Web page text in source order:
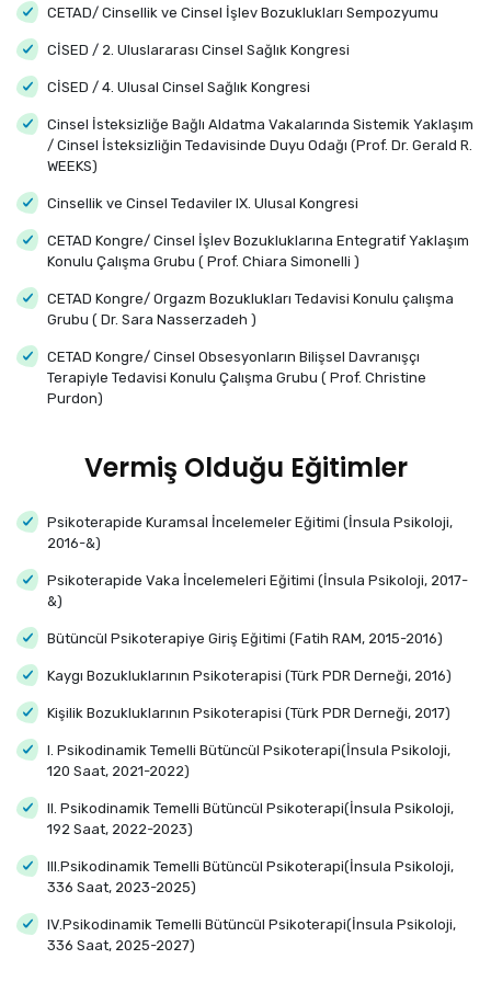
CETAD/ Cinsellik ve Cinsel İşlev Bozuklukları Sempozyumu
CİSED / 2. Uluslararası Cinsel Sağlık Kongresi
CİSED / 4. Ulusal Cinsel Sağlık Kongresi
Cinsel İsteksizliğe Bağlı Aldatma Vakalarında Sistemik Yaklaşım
/ Cinsel İsteksizliğin Tedavisinde Duyu Odağı (Prof. Dr. Gerald R.
WEEKS)
Cinsellik ve Cinsel Tedaviler IX. Ulusal Kongresi
CETAD Kongre/ Cinsel İşlev Bozukluklarına Entegratif Yaklaşım
Konulu Çalışma Grubu ( Prof. Chiara Simonelli )
CETAD Kongre/ Orgazm Bozuklukları Tedavisi Konulu çalışma
Grubu ( Dr. Sara Nasserzadeh )
CETAD Kongre/ Cinsel Obsesyonların Bilişsel Davranışçı
Terapiyle Tedavisi Konulu Çalışma Grubu ( Prof. Christine
Purdon)
Vermiş Olduğu Eğitimler
Psikoterapide Kuramsal İncelemeler Eğitimi (İnsula Psikoloji,
2016-&)
Psikoterapide Vaka İncelemeleri Eğitimi (İnsula Psikoloji, 2017-
&)
Bütüncül Psikoterapiye Giriş Eğitimi (Fatih RAM, 2015-2016)
Kaygı Bozukluklarının Psikoterapisi (Türk PDR Derneği, 2016)
Kişilik Bozukluklarının Psikoterapisi (Türk PDR Derneği, 2017)
I. Psikodinamik Temelli Bütüncül Psikoterapi(İnsula Psikoloji,
120 Saat, 2021-2022)
II. Psikodinamik Temelli Bütüncül Psikoterapi(İnsula Psikoloji,
192 Saat, 2022-2023)
III.Psikodinamik Temelli Bütüncül Psikoterapi(İnsula Psikoloji,
336 Saat, 2023-2025)
IV.Psikodinamik Temelli Bütüncül Psikoterapi(İnsula Psikoloji,
336 Saat, 2025-2027)